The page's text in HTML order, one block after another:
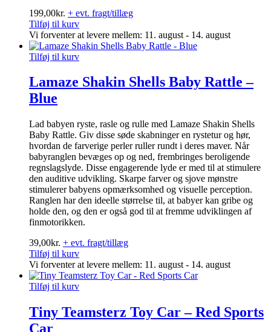
199,00kr. + evt. fragt/tillæg
Tilføj til kurv
Vi forventer at levere mellem: 11. august - 14. august
Tilføj til kurv
Lamaze Shakin Shells Baby Rattle –
Blue
Lad babyen ryste, rasle og rulle med Lamaze Shakin Shells
Baby Rattle. Giv disse søde skabninger en rystetur og hør,
hvordan de farverige perler ruller rundt i deres maver. Når
babyranglen bevæges op og ned, frembringes beroligende
regnslagslyde. Disse engagerende lyde er med til at stimulere
den auditive udvikling. Skarpe farver og sjove mønstre
stimulerer babyens opmærksomhed og visuelle perception.
Ranglen har den ideelle størrelse til, at babyer kan gribe og
holde den, og den er også god til at fremme udviklingen af
finmotorikken.
39,00kr. + evt. fragt/tillæg
Tilføj til kurv
Vi forventer at levere mellem: 11. august - 14. august
Tilføj til kurv
Tiny Teamsterz Toy Car – Red Sports
Car